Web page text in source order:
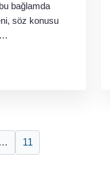
bağlamda
söz konusu
… 11